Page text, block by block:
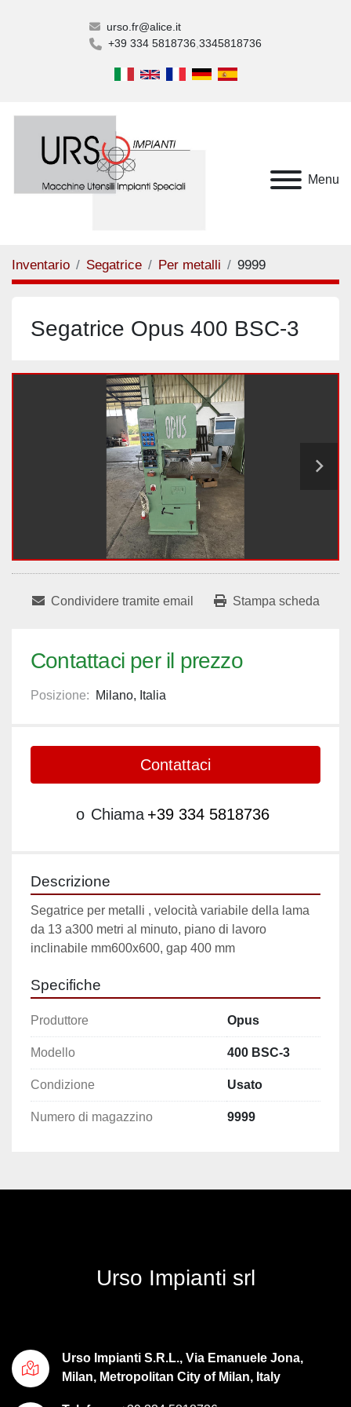
urso.fr@alice.it
+39 334 5818736 3345818736
Menu
Inventario Segatrice Per metalli 9999
Segatrice Opus 400 BSC-3
Condividere tramite email Stampa scheda
Contattaci per il prezzo
Posizione: Milano, Italia
Contattaci
o Chiama +39 334 5818736
Descrizione
Segatrice per metalli , velocità variabile della lama
da 13 a300 metri al minuto, piano di lavoro
inclinabile mm600x600, gap 400 mm
Specifiche
Produttore Opus
Modello 400 BSC-3
Condizione Usato
Numero di magazzino 9999
Urso Impianti srl
Urso Impianti S.R.L., Via Emanuele Jona,
Milan, Metropolitan City of Milan, Italy